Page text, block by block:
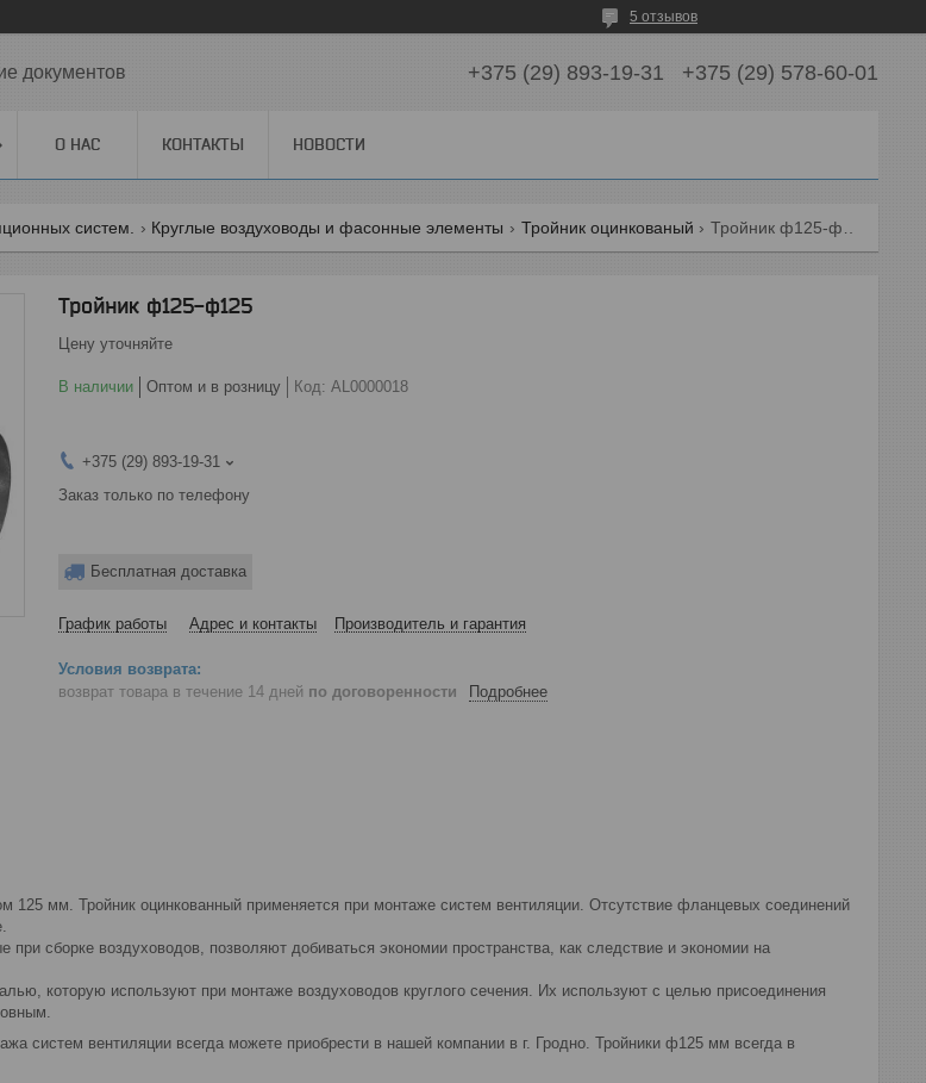
5 отзывов
документов +375 (29) 893-19-31 +375 (29) 578-60-01
О НАС КОНТАКТЫ НОВОСТИ
систем. Круглые воздуховоды и фасонные элементы Тройник оцинкованый
Тройник ф125-ф125
Цену уточняйте
В наличии Оптом и в розницу Код: AL0000018
+375 (29) 893-19-31
Заказ только по телефону
Бесплатная доставка
График работы Адрес и контакты Производитель и гарантия
возврат товара в течение 14 дней по договоренности Подробнее
125 мм. Тройник оцинкованный применяется при монтаже систем вентиляции. Отсутствие фланцевых соединений
сборке воздуховодов, позволяют добиваться экономии пространства, как следствие и экономии на
которую используют при монтаже воздуховодов круглого сечения. Их используют с целью присоединения
систем вентиляции всегда можете приобрести в нашей компании в г. Гродно. Тройники ф125 мм всегда в